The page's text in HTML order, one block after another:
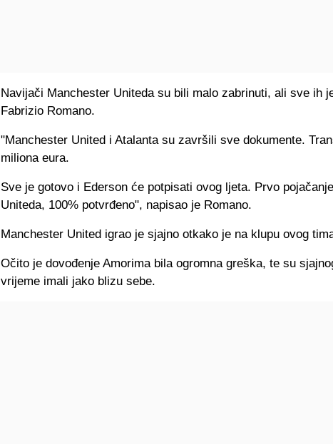
Navijači Manchester Uniteda su bili malo zabrinuti, ali sve ih
Fabrizio Romano.
"Manchester United i Atalanta su završili sve dokumente.
miliona eura.
Sve je gotovo i Ederson će potpisati ovog ljeta. Prvo
Uniteda, 100% potvrđeno", napisao je Romano.
Manchester United igrao je sjajno otkako je na klupu ovog
Očito je dovođenje Amorima bila ogromna greška, te su
vrijeme imali jako blizu sebe.